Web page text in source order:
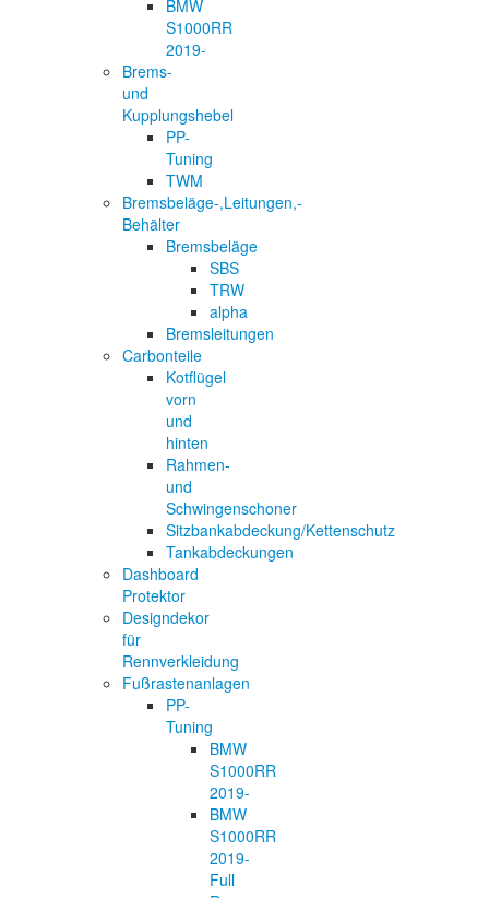
BMW
S1000RR
2019-
Brems-
und
Kupplungshebel
PP-
Tuning
TWM
Bremsbeläge-,Leitungen,-
Behälter
Bremsbeläge
SBS
TRW
alpha
Bremsleitungen
Carbonteile
Kotflügel
vorn
und
hinten
Rahmen-
und
Schwingenschoner
Sitzbankabdeckung/Kettenschutz
Tankabdeckungen
Dashboard
Protektor
Designdekor
für
Rennverkleidung
Fußrastenanlagen
PP-
Tuning
BMW
S1000RR
2019-
BMW
S1000RR
2019-
Full